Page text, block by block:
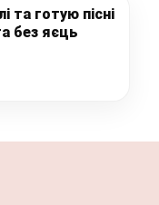
та готую пісні
без яєць